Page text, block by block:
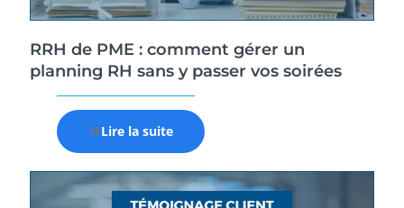
RRH de PME : comment gérer un
planning RH sans y passer vos soirées
Lire la suite